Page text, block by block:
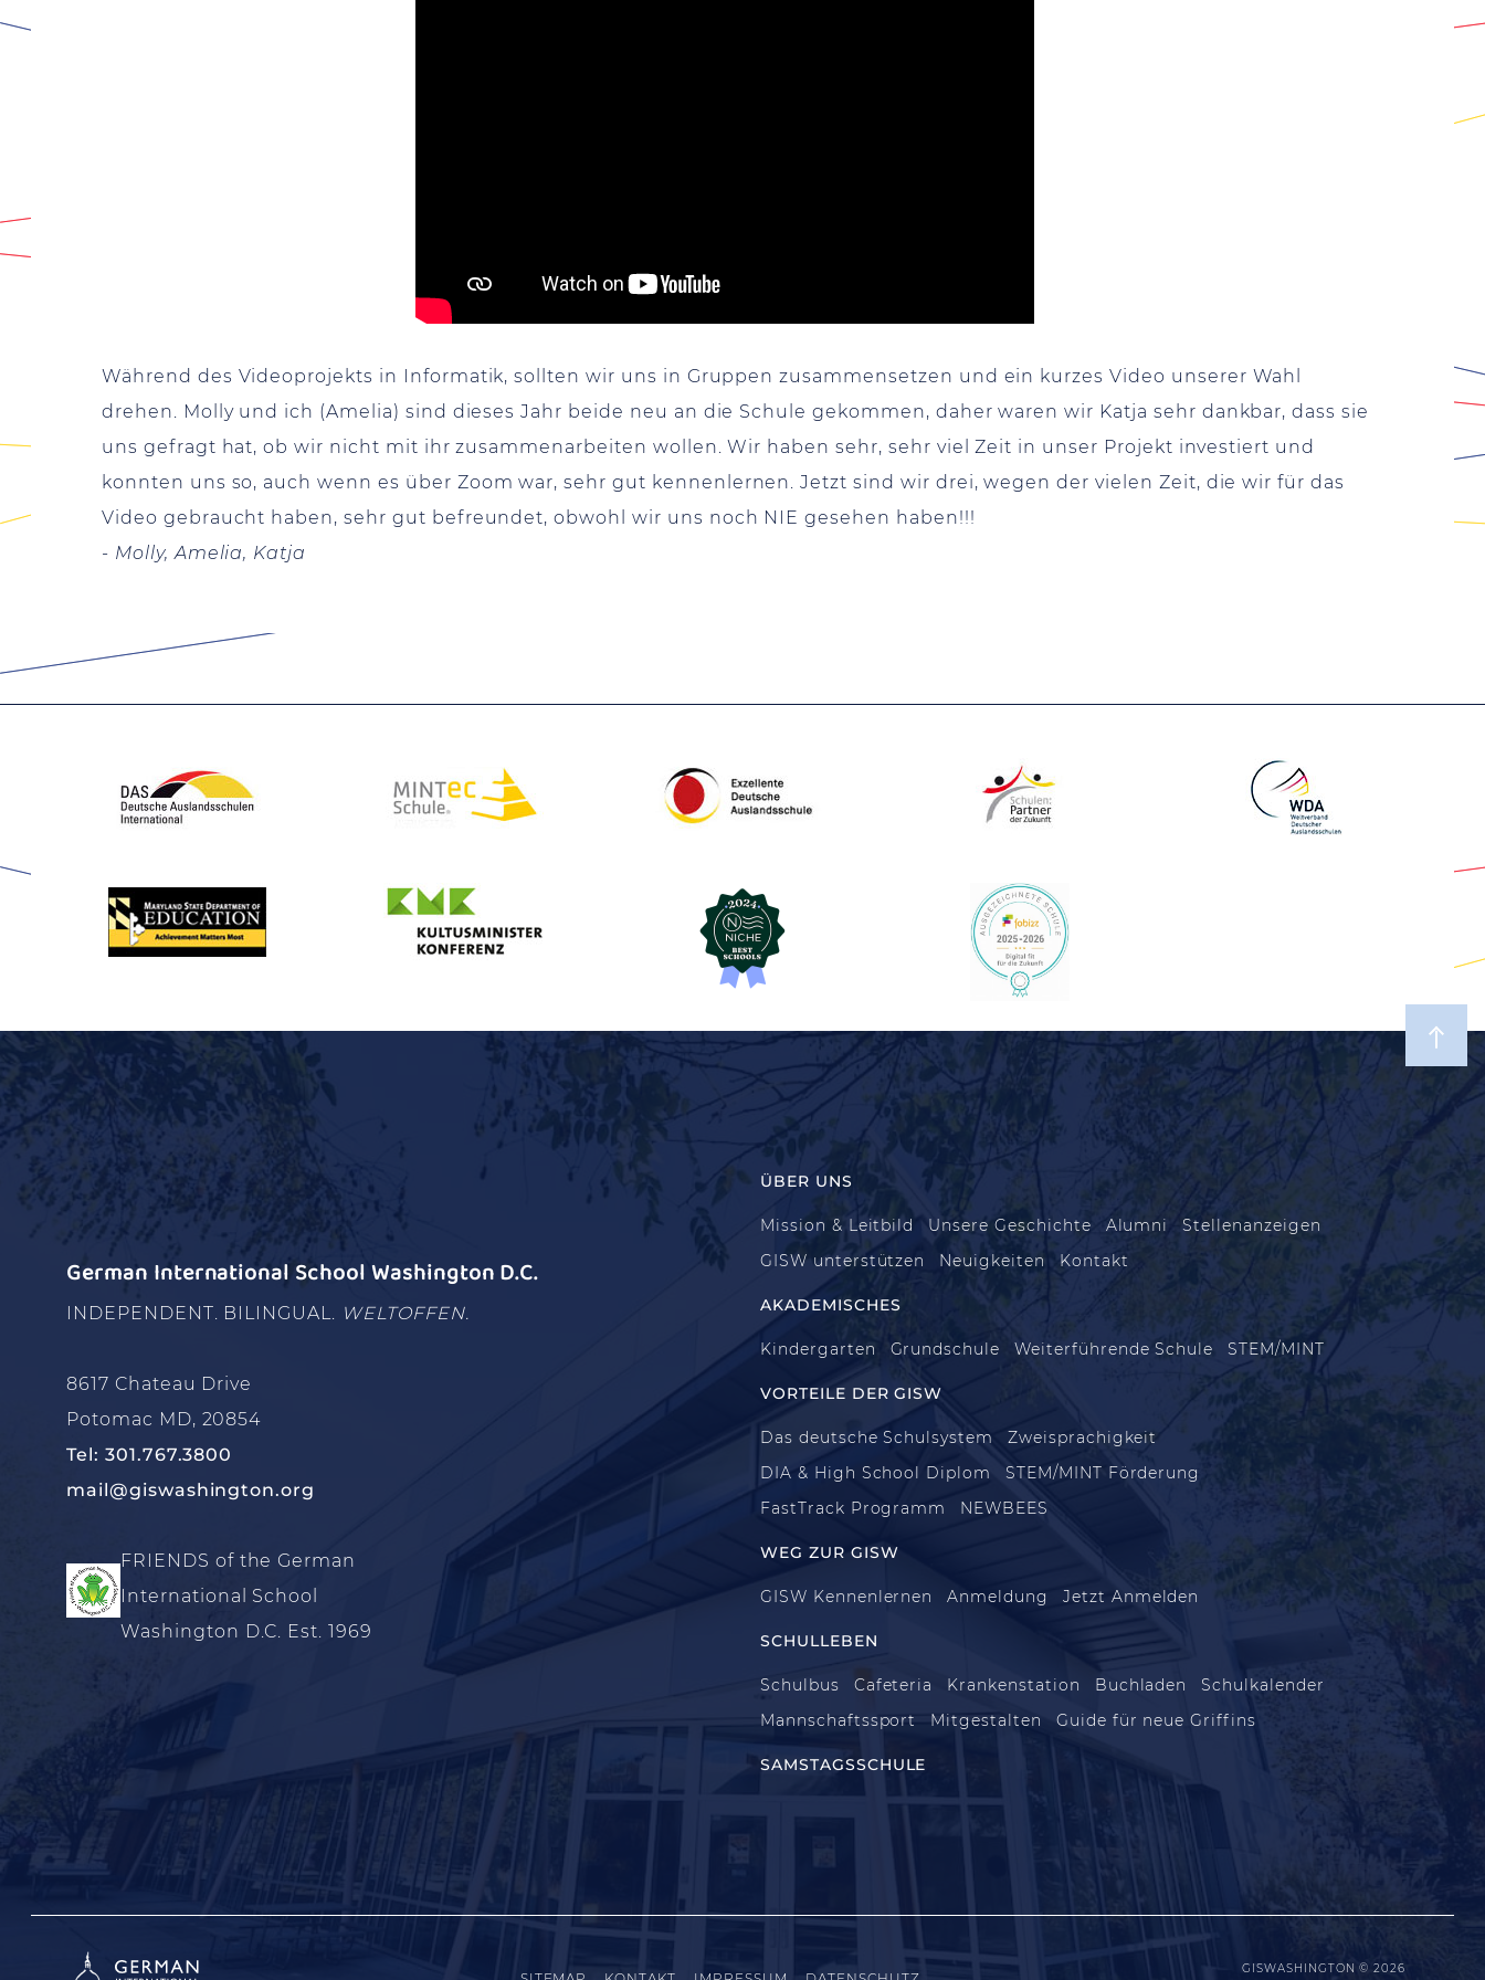
Während des Videoprojekts in Informatik, sollten wir uns in Gruppen zusammensetzen und ein kurzes Video unserer Wahl
drehen. Molly und ich (Amelia) sind dieses Jahr beide neu an die Schule gekommen, daher waren wir Katja sehr dankbar, dass sie
uns gefragt hat, ob wir nicht mit ihr zusammenarbeiten wollen. Wir haben sehr, sehr viel Zeit in unser Projekt investiert und
konnten uns so, auch wenn es über Zoom war, sehr gut kennenlernen. Jetzt sind wir drei, wegen der vielen Zeit, die wir für das
Video gebraucht haben, sehr gut befreundet, obwohl wir uns noch NIE gesehen haben!!!
- Molly, Amelia, Katja
German International School Washington D.C.
INDEPENDENT. BILINGUAL. WELTOFFEN.
8617 Chateau Drive
Potomac MD, 20854
Tel: 301.767.3800
mail@giswashington.org
FRIENDS of the German
International School
Washington D.C. Est. 1969
ÜBER UNS
Mission & Leitbild Unsere Geschichte Alumni
Stellenanzeigen
GISW unterstützen
Neuigkeiten Kontakt
AKADEMISCHES
Kindergarten Grundschule Weiterführende Schule STEM/MINT
VORTEILE DER GISW
Das deutsche Schulsystem
Zweisprachigkeit
DIA & High School Diplom
STEM/MINT Förderung
FastTrack Programm
NEWBEES
WEG ZUR GISW
GISW Kennenlernen Anmeldung Jetzt Anmelden
SCHULLEBEN
Schulbus Cafeteria Krankenstation Buchladen
Schulkalender
Mannschaftssport
Mitgestalten Guide für neue Griffins
SAMSTAGSSCHULE
GISWASHINGTON © 2026